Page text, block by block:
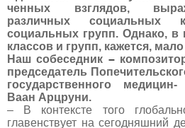
ченных взглядов,
различных социальных
социальных групп. Однако, в
классов и групп, кажется,
Наш собеседник –
председатель
государственного
Ваан Арцруни.
– В контексте того
главенствует на сегодняшний